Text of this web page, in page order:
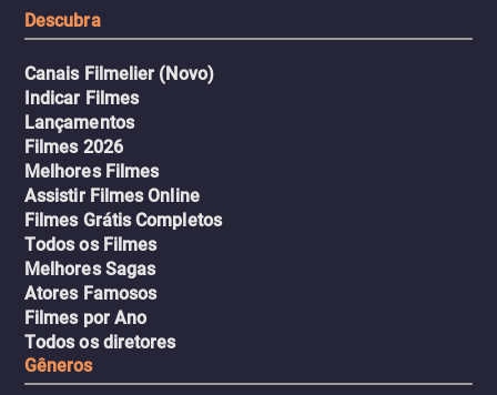
Descubra
Canais Filmelier (Novo)
Indicar Filmes
Lançamentos
Filmes 2026
Melhores Filmes
Assistir Filmes Online
Filmes Grátis Completos
Todos os Filmes
Melhores Sagas
Atores Famosos
Filmes por Ano
Todos os diretores
Gêneros